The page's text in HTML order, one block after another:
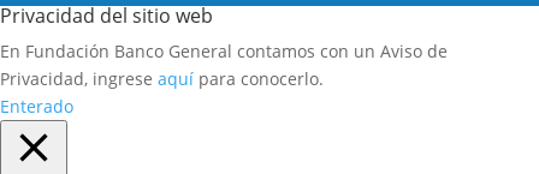
Privacidad del sitio web
En Fundación Banco General contamos con un Aviso de
Privacidad, ingrese aquí para conocerlo.
Enterado